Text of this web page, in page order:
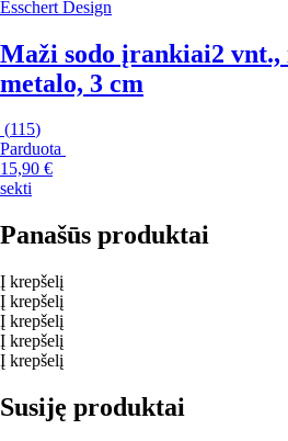
Esschert Design
Maži sodo įrankiai2 vnt.,
metalo, 3 cm
(115)
Parduota
15,90 €
sekti
Panašūs produktai
Į krepšelį
Į krepšelį
Į krepšelį
Į krepšelį
Į krepšelį
Susiję produktai